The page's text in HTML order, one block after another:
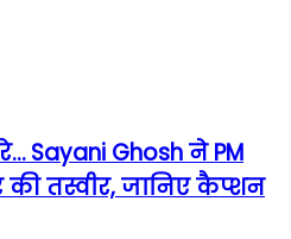
Sayani Ghosh ने PM
तस्वीर, जानिए कैप्शन